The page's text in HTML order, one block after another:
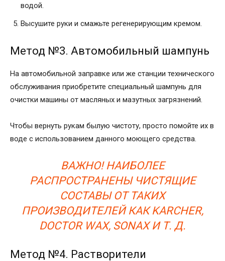
водой.
Высушите руки и смажьте регенерирующим кремом.
Метод №3. Автомобильный шампунь
На автомобильной заправке или же станции технического
обслуживания приобретите специальный шампунь для
очистки машины от масляных и мазутных загрязнений.
Чтобы вернуть рукам былую чистоту, просто помойте их в
воде с использованием данного моющего средства.
ВАЖНО! НАИБОЛЕЕ
РАСПРОСТРАНЕНЫ ЧИСТЯЩИЕ
СОСТАВЫ ОТ ТАКИХ
ПРОИЗВОДИТЕЛЕЙ КАК KARCHER,
DOCTOR WAX, SONAX И Т. Д.
Метод №4. Растворители